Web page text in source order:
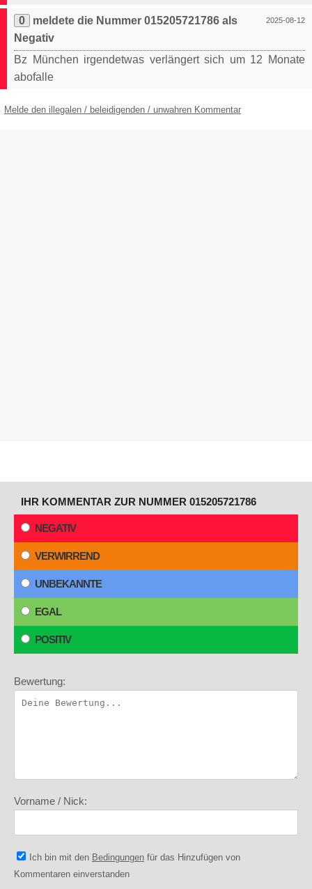
2025-08-12
0
meldete die Nummer 015205721786 als
Negativ
Bz München irgendetwas verlängert sich um 12 Monate
abofalle
Melde den illegalen / beleidigenden / unwahren Kommentar
IHR KOMMENTAR ZUR NUMMER 015205721786
NEGATIV
VERWIRREND
UNBEKANNTE
EGAL
POSITIV
Bewertung:
Vorname / Nick:
Ich bin mit den Bedingungen für das Hinzufügen von
Kommentaren einverstanden